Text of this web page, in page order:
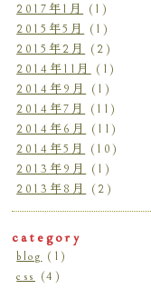
2017年1月
(1)
2015年5月
(1)
2015年2月
(2)
2014年11月
(1)
2014年9月
(1)
2014年7月
(11)
2014年6月
(11)
2014年5月
(10)
2013年9月
(1)
2013年8月
(2)
category
blog (1)
css
(4)